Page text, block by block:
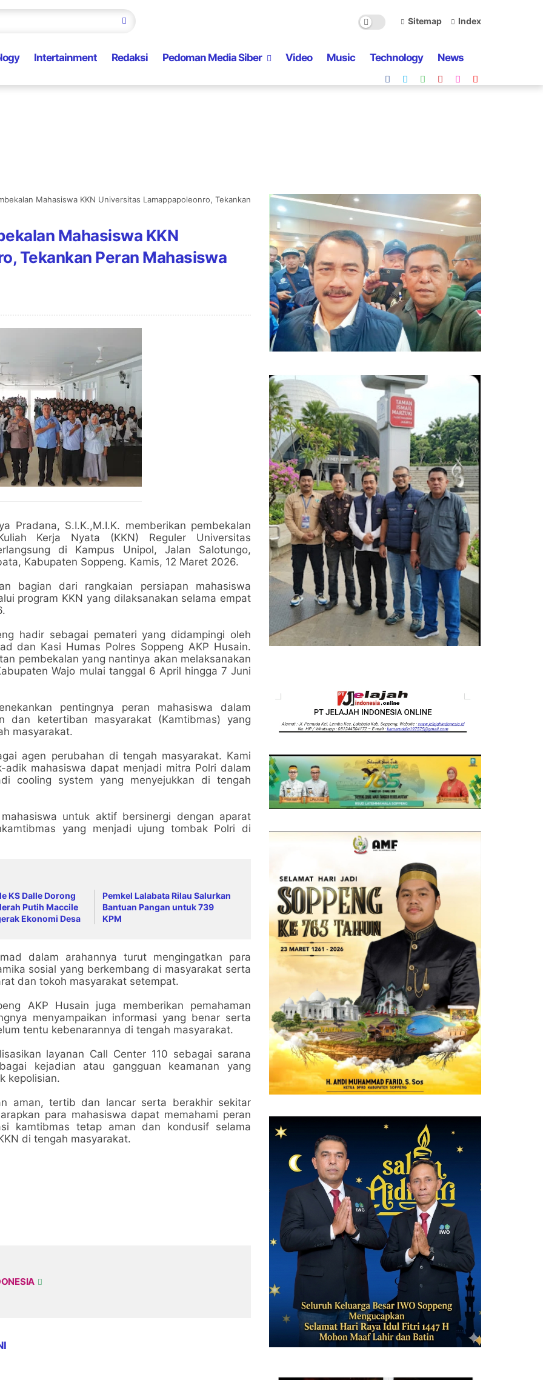
Sitemap Index
Intertainment Redaksi Pedoman Media Siber Video Music Technology News
Mahasiswa KKN Universitas Lamappapoleonro, Tekankan
Mahasiswa KKN
Tekankan Peran Mahasiswa
Pradana, S.I.K.,M.I.K. memberikan pembekalan
Kerja Nyata (KKN) Reguler Universitas
di Kampus Unipol, Jalan Salotungo,
Kabupaten Soppeng. Kamis, 12 Maret 2026.
bagian dari rangkaian persiapan mahasiswa
program KKN yang dilaksanakan selama empat
hadir sebagai pemateri yang didampingi oleh
dan Kasi Humas Polres Soppeng AKP Husain.
pembekalan yang nantinya akan melaksanakan
Wajo mulai tanggal 6 April hingga 7 Juni
pentingnya peran mahasiswa dalam
dan ketertiban masyarakat (Kamtibmas) yang
masyarakat.
agen perubahan di tengah masyarakat. Kami
adik mahasiswa dapat menjadi mitra Polri dalam
cooling system yang menyejukkan di tengah
untuk aktif bersinergi dengan aparat
yang menjadi ujung tombak Polri di
KS Dalle Dorong
Putih Maccile
Ekonomi Desa
Pemkel Lalabata Rilau Salurkan
Bantuan Pangan untuk 739
KPM
dalam arahannya turut mengingatkan para
sosial yang berkembang di masyarakat serta
dan tokoh masyarakat setempat.
AKP Husain juga memberikan pemahaman
menyampaikan informasi yang benar serta
tentu kebenarannya di tengah masyarakat.
layanan Call Center 110 sebagai sarana
kejadian atau gangguan keamanan yang
kepolisian.
aman, tertib dan lancar serta berakhir sekitar
para mahasiswa dapat memahami peran
kamtibmas tetap aman dan kondusif selama
di tengah masyarakat.